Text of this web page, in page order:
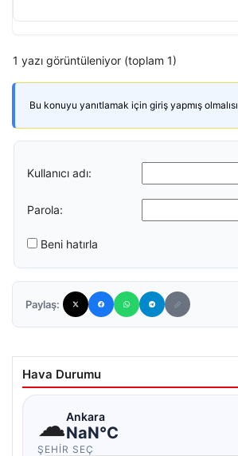
1 yazı görüntüleniyor (toplam 1)
Bu konuyu yanıtlamak için giriş yapmış
Kullanıcı adı:
Parola:
Beni hatırla
Paylaş:
Hava Durumu
☁Ankara
NaN°C
ŞEHIR SEÇ